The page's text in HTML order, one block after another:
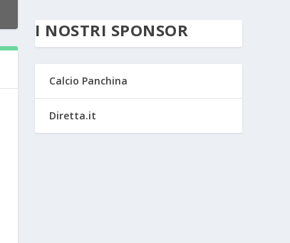
I NOSTRI SPONSOR
Calcio Panchina
Diretta.it